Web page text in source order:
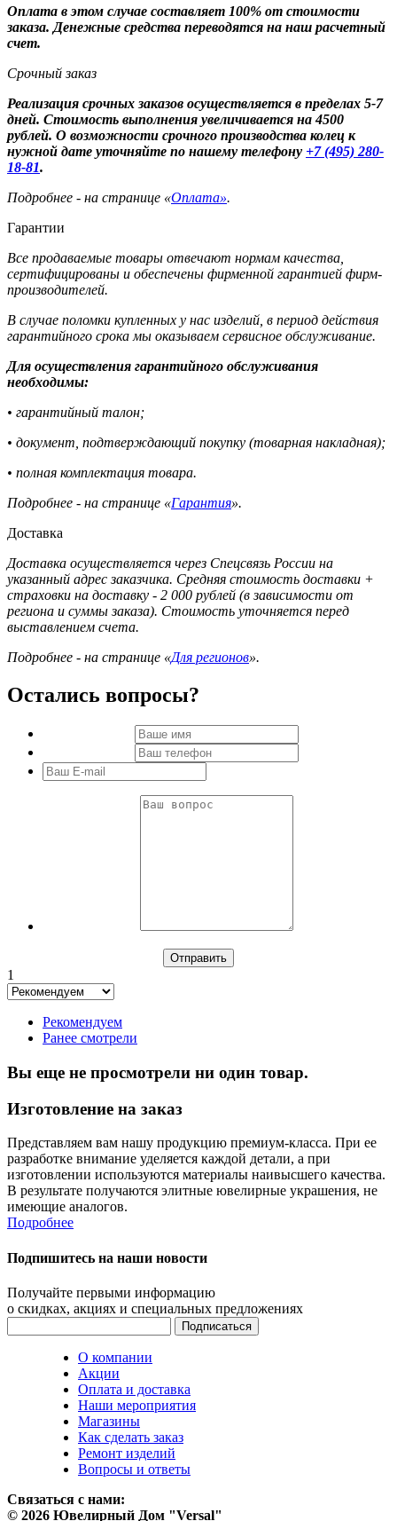
Оплата в этом случае составляет 100% от стоимости
заказа. Денежные средства переводятся на наш расчетный
счет.
Срочный заказ
Реализация срочных заказов осуществляется в пределах 5-7
дней. Стоимость выполнения увеличивается на 4500
рублей. О возможности срочного производства колец к
нужной дате уточняйте по нашему телефону +7 (495) 280-
18-81.
Подробнее - на странице «Оплата».
Гарантии
Все продаваемые товары отвечают нормам качества,
сертифицированы и обеспечены фирменной гарантией фирм-
производителей.
В случае поломки купленных у нас изделий, в период действия
гарантийного срока мы оказываем сервисное обслуживание.
Для осуществления гарантийного обслуживания
необходимы:
• гарантийный талон;
• документ, подтверждающий покупку (товарная накладная);
• полная комплектация товара.
Подробнее - на странице «Гарантия».
Доставка
Доставка осуществляется через Спецсвязь России на
указанный адрес заказчика. Средняя стоимость доставки +
страховки на доставку - 2 000 рублей (в зависимости от
региона и суммы заказа). Стоимость уточняется перед
выставлением счета.
Подробнее - на странице «Для регионов».
Остались вопросы?
1
Рекомендуем
Ранее смотрели
Вы еще не просмотрели ни один товар.
Изготовление на заказ
Представляем вам нашу продукцию премиум-класса. При ее
разработке внимание уделяется каждой детали, а при
изготовлении используются материалы наивысшего качества.
В результате получаются элитные ювелирные украшения, не
имеющие аналогов.
Подробнее
Подпишитесь на наши новости
Получайте первыми информацию
о скидках, акциях и специальных предложениях
О компании
Акции
Оплата и доставка
Наши мероприятия
Магазины
Как сделать заказ
Ремонт изделий
Вопросы и ответы
Связаться с нами:
© 2026 Ювелирный Дом "Versal"